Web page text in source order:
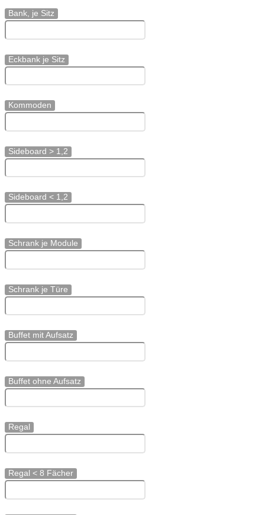
Bank, je Sitz
Eckbank je Sitz
Kommoden
Sideboard > 1,2
Sideboard < 1,2
Schrank je Module
Schrank je Türe
Buffet mit Aufsatz
Buffet ohne Aufsatz
Regal
Regal < 8 Fächer